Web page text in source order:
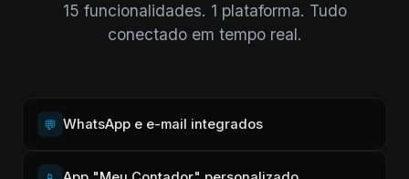
15 funcionalidades. 1 plataforma. Tudo
conectado em tempo real.
💬 WhatsApp e e-mail integrados